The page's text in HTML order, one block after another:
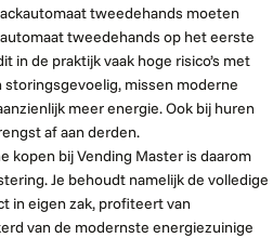
tweedehands moeten
tweedehands op het eerste
in de praktijk vaak hoge risico’s met
missen moderne
meer energie. Ook bij huren
af aan derden.
kopen bij Vending Master is daarom
Je behoudt namelijk de volledige
in eigen zak, profiteert van
van de modernste energiezuinige